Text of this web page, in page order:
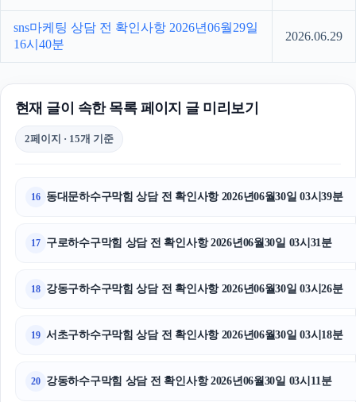
sns마케팅 상담 전 확인사항 2026년06월29일
16시40분
2026.06.29
현재 글이 속한 목록 페이지 글 미리보기
2페이지 · 15개 기준
16 동대문하수구막힘 상담 전 확인사항 2026년06월30일 03시39분
17 구로하수구막힘 상담 전 확인사항 2026년06월30일 03시31분
18 강동구하수구막힘 상담 전 확인사항 2026년06월30일 03시26분
19 서초구하수구막힘 상담 전 확인사항 2026년06월30일 03시18분
20 강동하수구막힘 상담 전 확인사항 2026년06월30일 03시11분